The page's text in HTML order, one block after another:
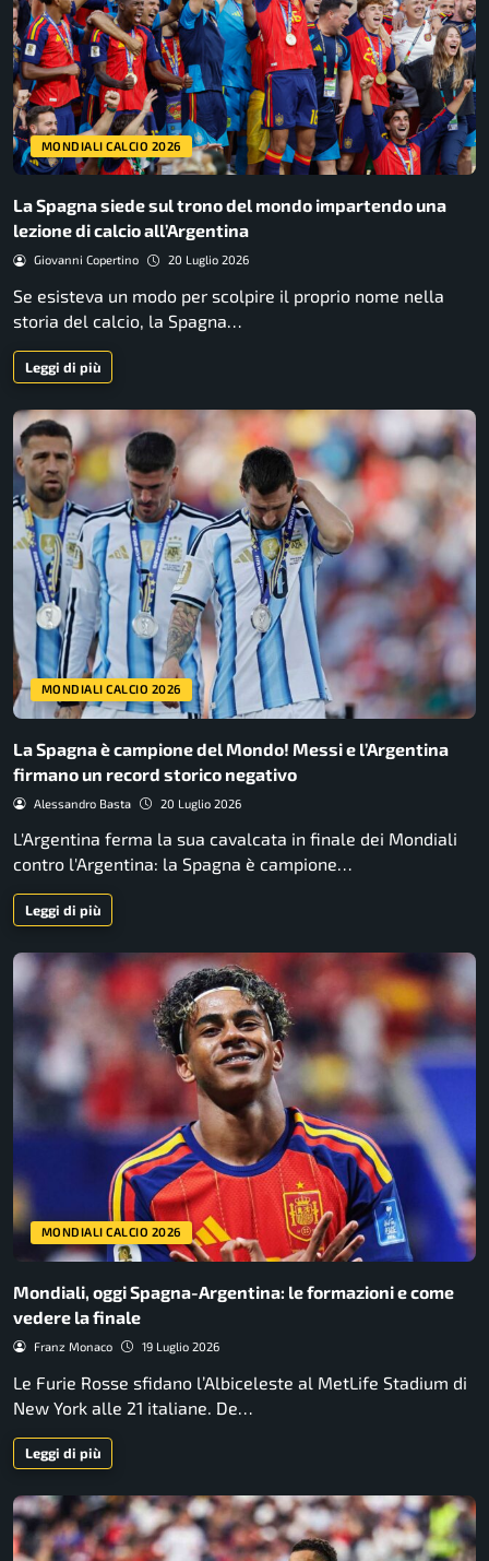
MONDIALI CALCIO 2026
La Spagna siede sul trono del mondo impartendo una
lezione di calcio all’Argentina
Giovanni Copertino 20 Luglio 2026
Se esisteva un modo per scolpire il proprio nome nella
storia del calcio, la Spagna…
Leggi di più
MONDIALI CALCIO 2026
La Spagna è campione del Mondo! Messi e l’Argentina
firmano un record storico negativo
Alessandro Basta 20 Luglio 2026
L'Argentina ferma la sua cavalcata in finale dei Mondiali
contro l'Argentina: la Spagna è campione…
Leggi di più
MONDIALI CALCIO 2026
Mondiali, oggi Spagna-Argentina: le formazioni e come
vedere la finale
Franz Monaco 19 Luglio 2026
Le Furie Rosse sfidano l’Albiceleste al MetLife Stadium di
New York alle 21 italiane. De…
Leggi di più